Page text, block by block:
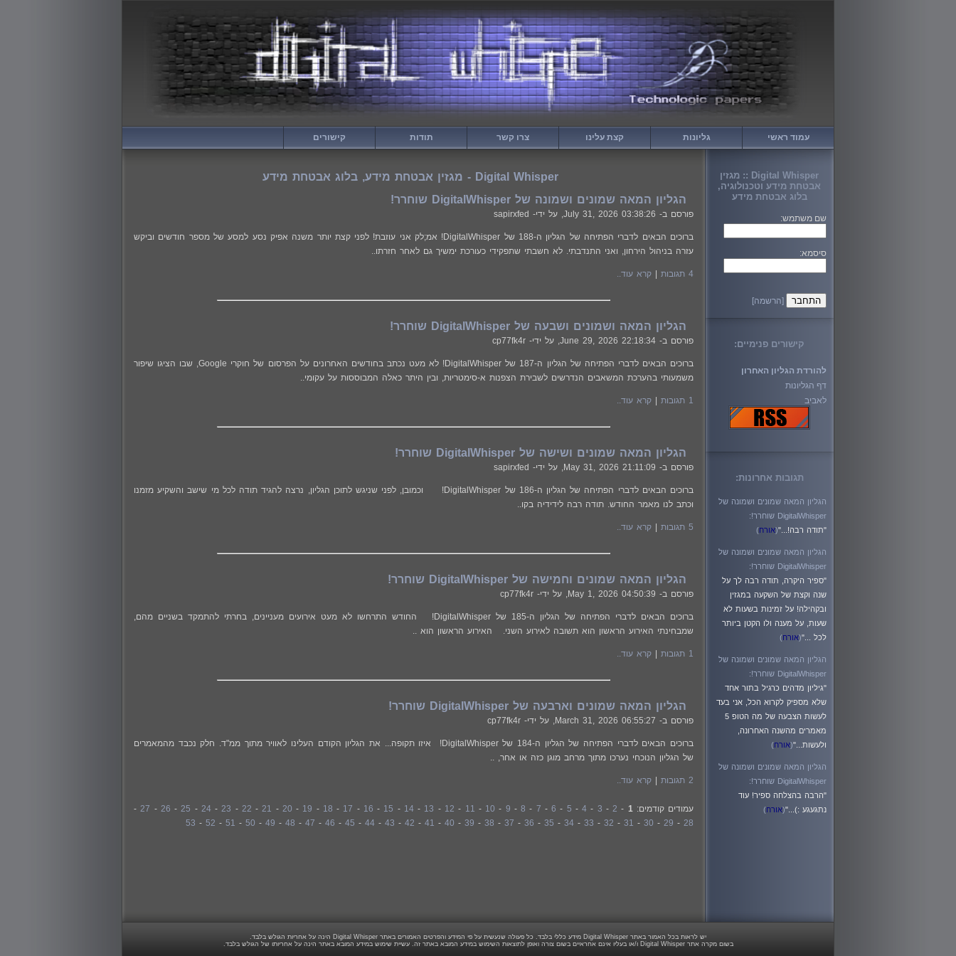
עמוד ראשי גליונות קצת עלינו צרו קשר תודות קישורים
Digital Whisper - מגזין אבטחת מידע, בלוג אבטחת מידע
הגליון המאה שמונים ושמונה של DigitalWhisper שוחרר!
פורסם ב- July 31, 2026 03:38:26, על ידי- sapirxfed
ברוכים הבאים לדברי הפתיחה של הגליון ה-188 של DigitalWhisper! אמ;לק אני עוזבת! לפני קצת יותר משנה אפיק נסע למסע של מספר חודשים וביקש
עזרה בניהול הירחון, ואני התנדבתי. לא חשבתי שתפקידי כעורכת ימשיך גם לאחר חזרתו..
4 תגובות קרא עוד..
הגליון המאה ושמונים ושבעה של DigitalWhisper שוחרר!
פורסם ב- June 29, 2026 22:18:34, על ידי- cp77fk4r
ברוכים הבאים לדברי הפתיחה של הגליון ה-187 של DigitalWhisper! לא מעט נכתב בחודשים האחרונים על הפרסום של חוקרי Google, שבו הציגו שיפור
משמעותי בהערכת המשאבים הנדרשים לשבירת הצפנות א-סימטריות, ובין היתר כאלה המבוססות על עקומי..
1 תגובות קרא עוד..
הגליון המאה שמונים ושישה של DigitalWhisper שוחרר!
פורסם ב- May 31, 2026 21:11:09, על ידי- sapirxfed
ברוכים הבאים לדברי הפתיחה של הגליון ה-186 של DigitalWhisper! וכמובן, לפני שניגש לתוכן הגליון, נרצה להגיד תודה לכל מי שישב והשקיע מזמנו
וכתב לנו מאמר החודש. תודה רבה לידידיה בקו..
5 תגובות קרא עוד..
הגליון המאה שמונים וחמישה של DigitalWhisper שוחרר!
פורסם ב- May 1, 2026 04:50:39, על ידי- cp77fk4r
ברוכים הבאים לדברי הפתיחה של הגליון ה-185 של DigitalWhisper! החודש התרחשו לא מעט אירועים מעניינים, בחרתי להתמקד בשניים מהם,
שמבחינתי האירוע הראשון הוא תשובה לאירוע השני. האירוע הראשון הוא ..
1 תגובות קרא עוד..
הגליון המאה שמונים וארבעה של DigitalWhisper שוחרר!
פורסם ב- March 31, 2026 06:55:27, על ידי- cp77fk4r
ברוכים הבאים לדברי הפתיחה של הגליון ה-184 של DigitalWhisper! איזו תקופה... את הגליון הקודם העלינו לאוויר מתוך ממ"ד. חלק נכבד מהמאמרים
של הגליון הנוכחי נערכו מתוך מרחב מוגן כזה או אחר, ..
2 תגובות קרא עוד..
עמודים קודמים:1
-
2
-
3
-
4
-
5
-
6
-
7
-
8
-
9
-
10
-
11
-
12
-
13
-
14
-
15
-
16
-
17
-
18
-
19
-
20
-
21
-
22
-
23
-
24
-
25
-
26
-
27
-
28
-
29
-
30
-
31
-
32
-
33
-
34
-
35
-
36
-
37
-
38
-
39
-
40
-
41
-
42
-
43
-
44
-
45
-
46
-
47
-
48
-
49
-
50
-
51
-
52
-
53
Digital Whisper :: מגזין
אבטחת מידע וטכנולוגיה,
בלוג אבטחת מידע
שם משתמש:
סיסמא:
[הרשמה]
קישורים פנימיים:
להורדת הגליון האחרון
דף הגליונות
לאביב
תגובות אחרונות:
הגליון המאה שמונים ושמונה של
DigitalWhisper שוחרר!:
"תודה רבה!..."(אורח)
הגליון המאה שמונים ושמונה של
DigitalWhisper שוחרר!:
"ספיר היקרה, תודה רבה לך על
שנה וקצת של השקעה במגזין
ובקהילה! על זמינות בשעות לא
שעות, על מענה ולו הקטן ביותר
לכל ..."(אורח)
הגליון המאה שמונים ושמונה של
DigitalWhisper שוחרר!:
"גיליון מדהים כרגיל בתור אחד
שלא מספיק לקרוא הכל, אני בעד
לעשות הצבעה של מה הטופ 5
מאמרים מהשנה האחרונה,
ולעשות..."(אורח)
הגליון המאה שמונים ושמונה של
DigitalWhisper שוחרר!:
"הרבה בהצלחה ספיר! עוד
נתגעגע :)..."(אורח)
יש לראות בכל האמור באתר Digital Whisper מידע כללי בלבד. כל פעולה שנעשית על פי המידע והפרטים האמורים באתר Digital Whisper הינה על אחריות הגולש בלבד.
בשום מקרה אתר Digital Whisper ו/או בעליו אינם אחראיים בשום צורה ואופן לתוצאות השימוש במידע המובא באתר זה. עשיית שימוש במידע המובא באתר הינה על אחריותו של הגולש בלבד.